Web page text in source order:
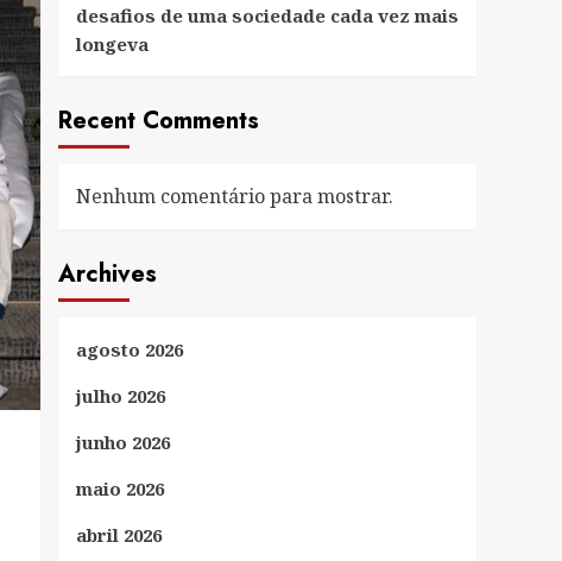
desafios de uma sociedade cada vez mais
longeva
Recent Comments
Nenhum comentário para mostrar.
Archives
agosto 2026
julho 2026
junho 2026
maio 2026
abril 2026